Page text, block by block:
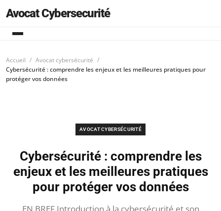
Avocat Cybersecurité
Accueil
Avocat cybersécurité
Cybersécurité : comprendre les enjeux et les meilleures pratiques pour
protéger vos données
AVOCAT CYBERSÉCURITÉ
Cybersécurité : comprendre les
enjeux et les meilleures pratiques
pour protéger vos données